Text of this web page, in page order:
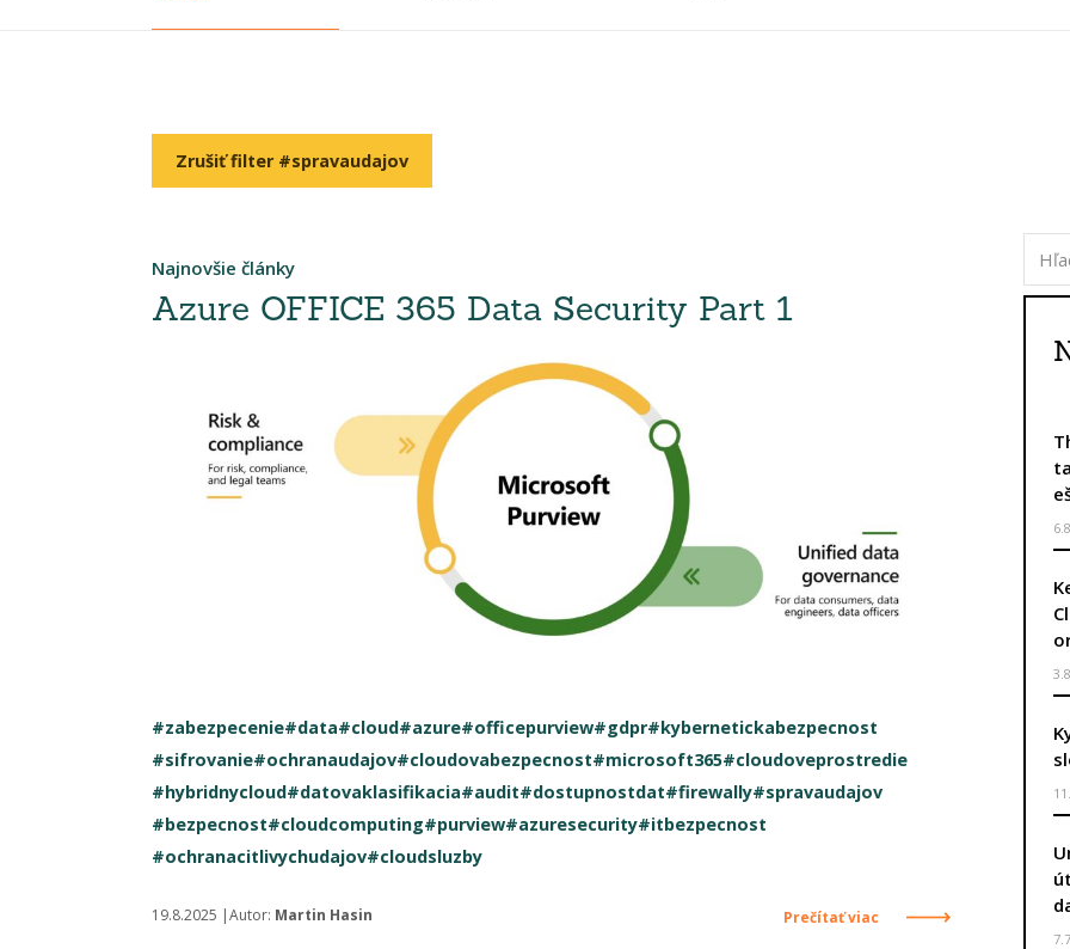
Zrušiť filter #spravaudajov
Najnovšie články
Azure OFFICE 365 Data Security Part 1
#zabezpecenie#data#cloud#azure#officepurview#gdpr#kybernetickabezpecnost
#sifrovanie#ochranaudajov#cloudovabezpecnost#microsoft365#cloudoveprostredie
#hybridnycloud#datovaklasifikacia#audit#dostupnostdat#firewally#spravaudajov
#bezpecnost#cloudcomputing#purview#azuresecurity#itbezpecnost
#ochranacitlivychudajov#cloudsluzby
19.8.2025 |Autor: Martin Hasin Prečítať viac